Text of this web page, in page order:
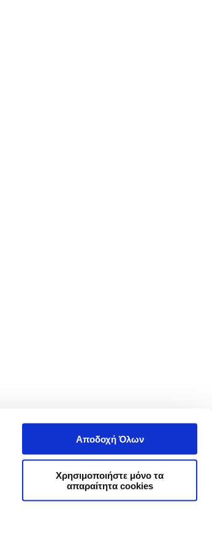
Αποδοχή Όλων
Χρησιμοποιήστε μόνο τα
απαραίτητα cookies